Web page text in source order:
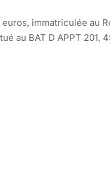
euros, immatriculée au
BAT D APPT 201,